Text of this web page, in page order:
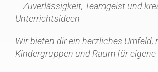
– Zuverlässigkeit, Teamgeist und
Unterrichtsideen
Wir bieten dir ein herzliches Umfeld,
Kindergruppen und Raum für eigene